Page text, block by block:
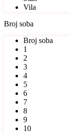
Vila
Broj soba
Broj soba
1
2
3
4
5
6
7
8
9
10